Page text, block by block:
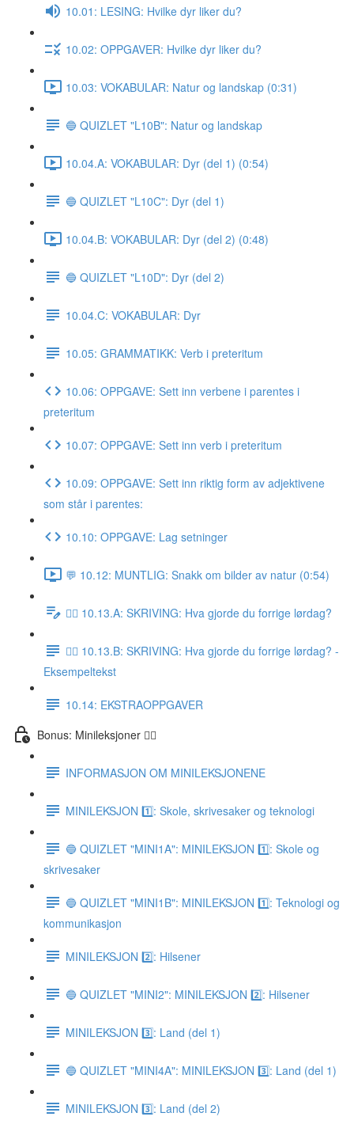
10.01: LESING: Hvilke dyr liker du?
10.02: OPPGAVER: Hvilke dyr liker du?
10.03: VOKABULAR: Natur og landskap (0:31)
🔵 QUIZLET "L10B": Natur og landskap
10.04.A: VOKABULAR: Dyr (del 1) (0:54)
🔵 QUIZLET "L10C": Dyr (del 1)
10.04.B: VOKABULAR: Dyr (del 2) (0:48)
🔵 QUIZLET "L10D": Dyr (del 2)
10.04.C: VOKABULAR: Dyr
10.05: GRAMMATIKK: Verb i preteritum
10.06: OPPGAVE: Sett inn verbene i parentes i
preteritum
10.07: OPPGAVE: Sett inn verb i preteritum
10.09: OPPGAVE: Sett inn riktig form av adjektivene
som står i parentes:
10.10: OPPGAVE: Lag setninger
💬 10.12: MUNTLIG: Snakk om bilder av natur (0:54)
✍🏼 10.13.A: SKRIVING: Hva gjorde du forrige lørdag?
✍🏼 10.13.B: SKRIVING: Hva gjorde du forrige lørdag? -
Eksempeltekst
10.14: EKSTRAOPPGAVER
Bonus: Minileksjoner 👌🏻
INFORMASJON OM MINILEKSJONENE
MINILEKSJON 1️⃣: Skole, skrivesaker og teknologi
🔵 QUIZLET "MINI1A": MINILEKSJON 1️⃣: Skole og
skrivesaker
🔵 QUIZLET "MINI1B": MINILEKSJON 1️⃣: Teknologi og
kommunikasjon
MINILEKSJON 2️⃣: Hilsener
🔵 QUIZLET "MINI2": MINILEKSJON 2️⃣: Hilsener
MINILEKSJON 3️⃣: Land (del 1)
🔵 QUIZLET "MINI4A": MINILEKSJON 3️⃣: Land (del 1)
MINILEKSJON 3️⃣: Land (del 2)